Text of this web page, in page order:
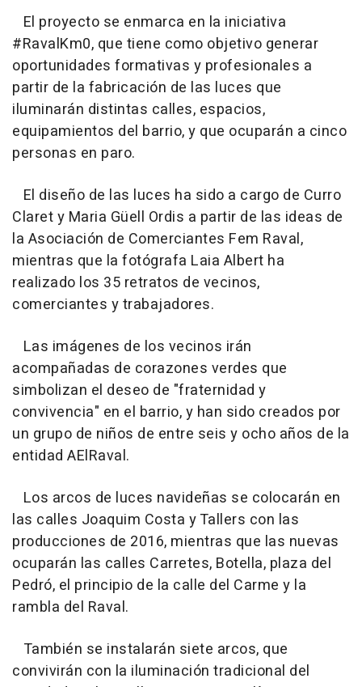
El proyecto se enmarca en la iniciativa
#RavalKm0, que tiene como objetivo generar
oportunidades formativas y profesionales a
partir de la fabricación de las luces que
iluminarán distintas calles, espacios,
equipamientos del barrio, y que ocuparán a cinco
personas en paro.
El diseño de las luces ha sido a cargo de Curro
Claret y Maria Güell Ordis a partir de las ideas de
la Asociación de Comerciantes Fem Raval,
mientras que la fotógrafa Laia Albert ha
realizado los 35 retratos de vecinos,
comerciantes y trabajadores.
Las imágenes de los vecinos irán
acompañadas de corazones verdes que
simbolizan el deseo de "fraternidad y
convivencia" en el barrio, y han sido creados por
un grupo de niños de entre seis y ocho años de la
entidad AElRaval.
Los arcos de luces navideñas se colocarán en
las calles Joaquim Costa y Tallers con las
producciones de 2016, mientras que las nuevas
ocuparán las calles Carretes, Botella, plaza del
Pedró, el principio de la calle del Carme y la
rambla del Raval.
También se instalarán siete arcos, que
convivirán con la iluminación tradicional del